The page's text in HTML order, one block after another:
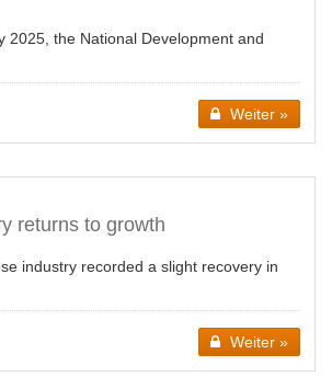
2025, the National Development and
Weiter »
returns to growth
industry recorded a slight recovery in
Weiter »